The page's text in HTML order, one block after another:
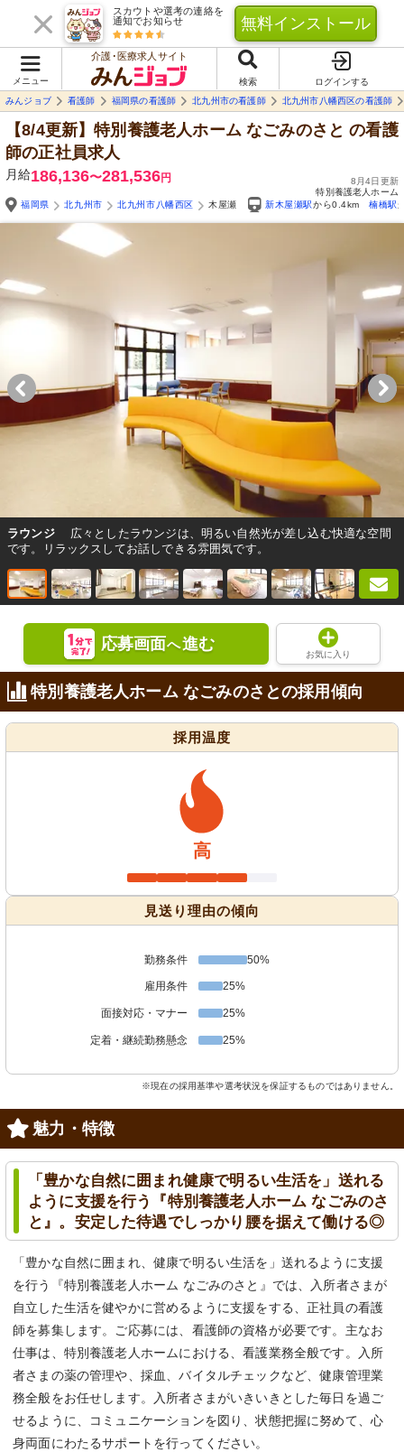
スカウトや選考の連絡を
通知でお知らせ
無料インストール
メニュー
介護･医療求人サイト
検索
ログインする
みんジョブ
看護師 福岡県の看護師 北九州市の看護師 北九州市八幡西区の看護師
【8/4更新】特別養護老人ホーム なごみのさと の看護
師の正社員求人
月給186,136〜281,536円
8月4日更新
特別養護老人ホーム
福岡県
北九州市 北九州市八幡西区 木屋瀬 新木屋瀬駅から0.4km 楠橋駅
ラウンジ
広々としたラウンジは、明るい自然光が差し込む快適な空間
です。リラックスしてお話しできる雰囲気です。
応募画面へ進む
お気に入り
特別養護老人ホーム なごみのさとの採用傾向
採用温度
高
見送り理由の傾向
勤務条件 50%
雇用条件 25%
面接対応・マナー 25%
定着・継続勤務懸念 25%
※現在の採用基準や選考状況を保証するものではありません。
魅力・特徴
「豊かな自然に囲まれ健康で明るい生活を」送れる
ように支援を行う『特別養護老人ホーム なごみのさ
と』。安定した待遇でしっかり腰を据えて働ける◎
「豊かな自然に囲まれ、健康で明るい生活を」送れるように支援
を行う『特別養護老人ホーム なごみのさと』では、入所者さまが
自立した生活を健やかに営めるように支援をする、正社員の看護
師を募集します。ご応募には、看護師の資格が必要です。主なお
仕事は、特別養護老人ホームにおける、看護業務全般です。入所
者さまの薬の管理や、採血、バイタルチェックなど、健康管理業
務全般をお任せします。入所者さまがいきいきとした毎日を過ご
せるように、コミュニケーションを図り、状態把握に努めて、心
身両面にわたるサポートを行ってください。